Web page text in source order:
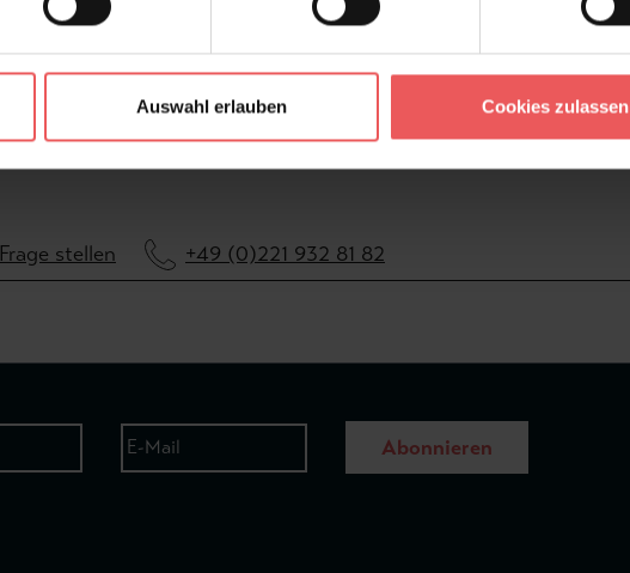
Auswahl erlauben Cookies zulassen
Frage stellen +49 (0)221 932 81 82
Abonnieren